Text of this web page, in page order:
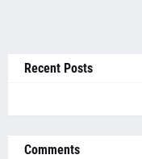
Recent Posts
Comments